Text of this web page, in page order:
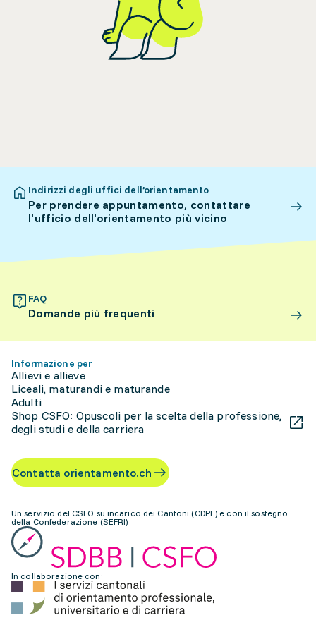
Indirizzi degli uffici dell’orientamento
Per prendere appuntamento, contattare
l’ufficio dell’orientamento più vicino
FAQ
Domande più frequenti
Informazione per
Allievi e allieve
Liceali, maturandi e maturande
Adulti
Shop CSFO: Opuscoli per la scelta della professione,
degli studi e della carriera
Contatta orientamento.ch
Un servizio del CSFO su incarico dei Cantoni (CDPE) e con il sostegno
della Confederazione (SEFRI)
In collaborazione con: